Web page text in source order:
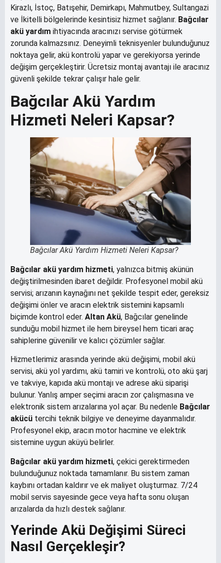
Kirazlı, İstoç, Batışehir, Demirkapı, Mahmutbey, Sultangazi
ve İkitelli bölgelerinde kesintisiz hizmet sağlanır. Bağcılar
akü yardım ihtiyacında aracınızı servise götürmek
zorunda kalmazsınız. Deneyimli teknisyenler bulunduğunuz
noktaya gelir, akü kontrolü yapar ve gerekiyorsa yerinde
değişim gerçekleştirir. Ücretsiz montaj avantajı ile aracınız
güvenli şekilde tekrar çalışır hale gelir.
Bağcılar Akü Yardım
Hizmeti Neleri Kapsar?
Bağcılar Akü Yardım Hizmeti Neleri Kapsar?
Bağcılar akü yardım hizmeti, yalnızca bitmiş akünün
değiştirilmesinden ibaret değildir. Profesyonel mobil akü
servisi; arızanın kaynağını net şekilde tespit eder, gereksiz
değişimi önler ve aracın elektrik sistemini kapsamlı
biçimde kontrol eder. Altan Akü, Bağcılar genelinde
sunduğu mobil hizmet ile hem bireysel hem ticari araç
sahiplerine güvenilir ve kalıcı çözümler sağlar.
Hizmetlerimiz arasında yerinde akü değişimi, mobil akü
servisi, akü yol yardımı, akü tamiri ve kontrolü, oto akü şarj
ve takviye, kapıda akü montajı ve adrese akü siparişi
bulunur. Yanlış amper seçimi aracın zor çalışmasına ve
elektronik sistem arızalarına yol açar. Bu nedenle Bağcılar
akücü tercihi teknik bilgiye ve deneyime dayanmalıdır.
Profesyonel ekip, aracın motor hacmine ve elektrik
sistemine uygun aküyü belirler.
Bağcılar akü yardım hizmeti, çekici gerektirmeden
bulunduğunuz noktada tamamlanır. Bu sistem zaman
kaybını ortadan kaldırır ve ek maliyet oluşturmaz. 7/24
mobil servis sayesinde gece veya hafta sonu oluşan
arızalarda da hızlı destek sağlanır.
Yerinde Akü Değişimi Süreci
Nasıl Gerçekleşir?